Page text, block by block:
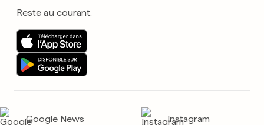
Reste au courant.
Google News Instagram